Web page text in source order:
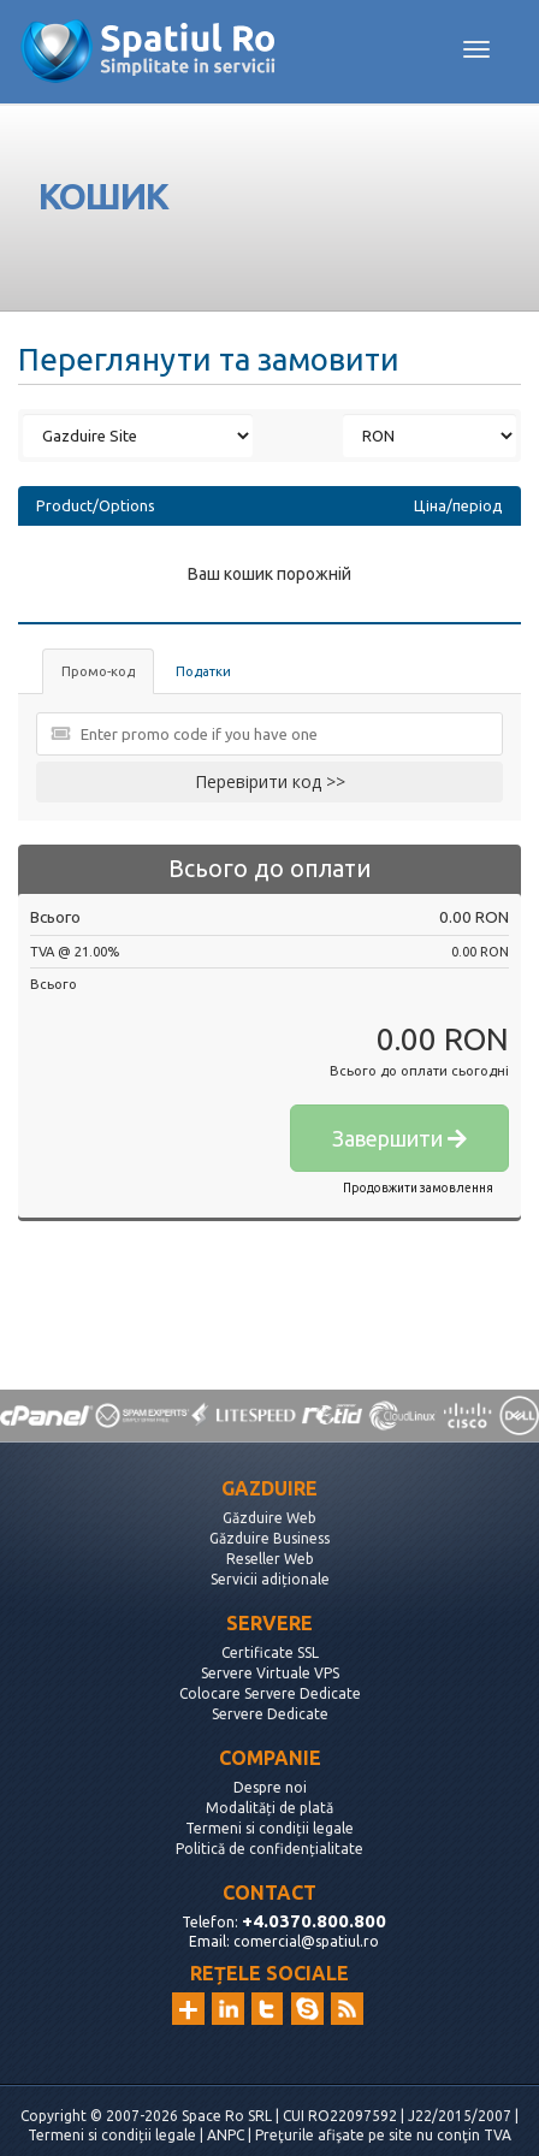
Toggle
КОШИК
Переглянути та замовити
Product/Options Ціна/період
Ваш кошик порожній
Промо-код Податки
Перевірити код >>
Всього до оплати
Всього 0.00 RON
TVA @ 21.00% 0.00 RON
Всього
0.00 RON
Всього до оплати сьогодні
Завершити
Продовжити замовлення
GAZDUIRE
Găzduire Web
Găzduire Business
Reseller Web
Servicii adiționale
SERVERE
Certificate SSL
Servere Virtuale VPS
Colocare Servere Dedicate
Servere Dedicate
COMPANIE
Despre noi
Modalități de plată
Termeni si condiții legale
Politică de confidențialitate
CONTACT
Telefon: +4.0370.800.800
Email: comercial@spatiul.ro
REȚELE SOCIALE
Copyright © 2007-2026 Space Ro SRL | CUI RO22097592 | J22/2015/2007 |
Termeni si condiții legale
ANPC | Preţurile afişate pe site nu conţin TVA